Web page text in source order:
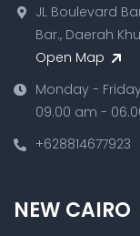
JL Boulevard
Bar., Daerah
Open Map
Monday -
09.00 am -
+628814677923
NEW CAIRO